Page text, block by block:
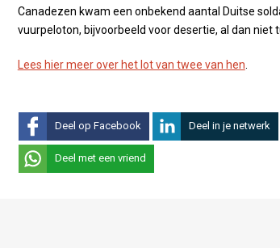
Canadezen kwam een onbekend aantal Duitse
vuurpeloton, bijvoorbeeld voor desertie, al dan niet
Lees hier meer over het lot van twee van hen
Deel op Facebook Deel in je netwerk
Deel met een vriend